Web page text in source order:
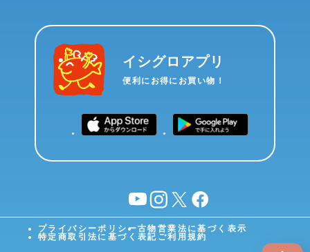
イシグロアプリ
便利にお得にお買い物！
YouTubeinstagram
X facebook
プライバシーポリシー古物営業法に基づく表示
特定商取引法に基づく表記 ご利用規約